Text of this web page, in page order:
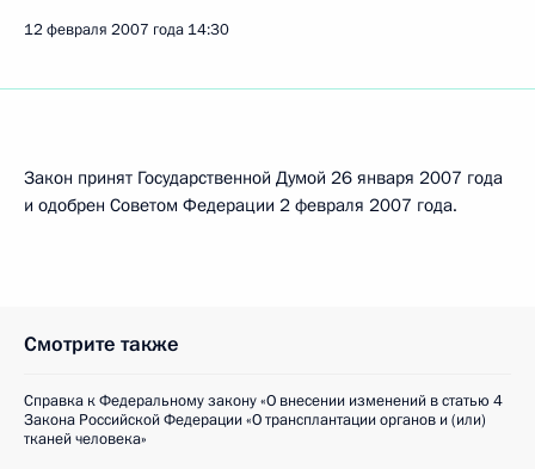
12 февраля 2007 года 14:30
Закон принят Государственной Думой 26 января 2007 года
и одобрен Советом Федерации 2 февраля 2007 года.
Смотрите также
Справка к Федеральному закону «О внесении изменений в статью 4
Закона Российской Федерации «О трансплантации органов и (или)
тканей человека»